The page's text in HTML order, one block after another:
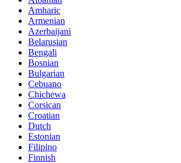
Amharic
Armenian
Azerbaijani
Belarusian
Bengali
Bosnian
Bulgarian
Cebuano
Chichewa
Corsican
Croatian
Dutch
Estonian
Filipino
Finnish